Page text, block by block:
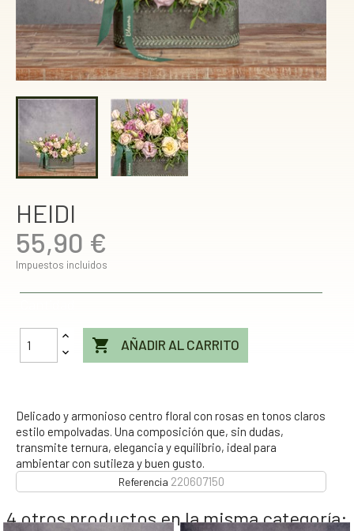
HEIDI
55,90 €
Impuestos incluidos
 AÑADIR AL CARRITO
Delicado y armonioso centro floral con rosas en tonos claros
estilo empolvadas. Una composición que, sin dudas,
transmite ternura, elegancia y equilibrio, ideal para
ambientar con sutileza y buen gusto.
Referencia 220607150
4 otros productos en la misma categoría: